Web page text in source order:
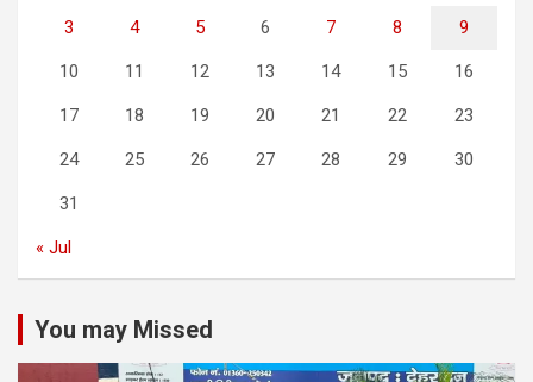
3 4 5 6 7 8 9
10 11 12 13 14 15 16
17 18 19 20 21 22 23
24 25 26 27 28 29 30
31
« Jul
You may Missed